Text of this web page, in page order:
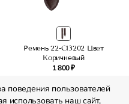
Ремень 22-C13202 Цвет
Коричневый
1 800 ₽
поведения пользователей
использовать наш сайт,